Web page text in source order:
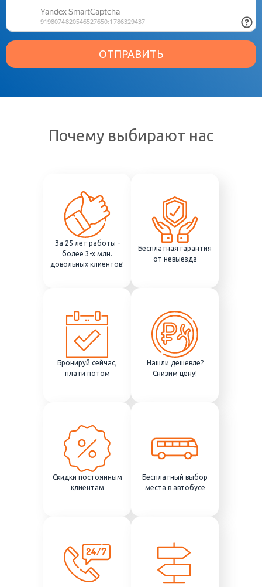
ОТПРАВИТЬ
Почему выбирают нас
За 25 лет работы -
более 3-х млн.
довольных клиентов!
Бесплатная гарантия
от невыезда
Бронируй сейчас,
плати потом
Нашли дешевле?
Снизим цену!
Скидки постоянным
клиентам
Бесплатный выбор
места в автобусе